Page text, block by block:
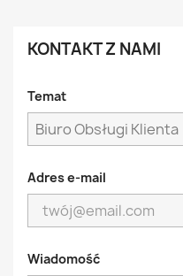
KONTAKT Z NAMI
Temat
Adres e-mail
Wiadomość